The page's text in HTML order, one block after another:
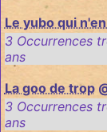
Le yubo qui
3 Occurrences
ans
La goo de trop
3 Occurrences
ans